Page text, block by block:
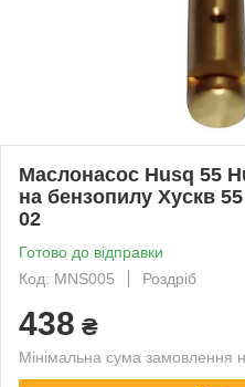
Маслонасос Husq 55
на бензопилу Хускв
02
Готово до відправки
Код: MNS005
Роздріб
438 ₴
Мінімальна сума замовлення